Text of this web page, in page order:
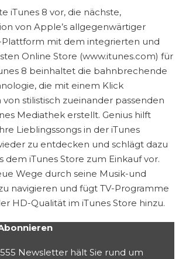
iTunes 8 vor, die nächste,
von Apple’s allgegenwärtiger
Plattform mit dem integrierten und
Online Store (www.itunes.com) für
8 beinhaltet die bahnbrechende
die mit einem Klick
stilistisch zueinander passenden
Mediathek erstellt. Genius hilft
Lieblingssongs in der iTunes
zu entdecken und schlägt dazu
dem iTunes Store zum Einkauf vor.
Wege durch seine Musik-und
navigieren und fügt TV-Programme
HD-Qualität im iTunes Store hinzu.
Newsletter hält Sie rund um